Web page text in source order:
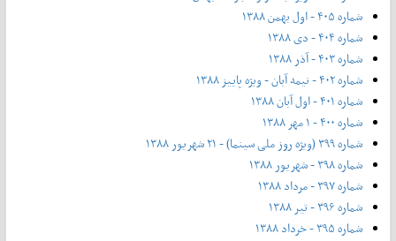
شماره ۴۰۵ - اول بهمن ۱۳۸۸
شماره ۴۰۴ - دی ۱۳۸۸
شماره ۴۰۳ - آذر ۱۳۸۸
شماره ۴۰۲ - نیمه آبان - ویژه پاییز ۱۳۸۸
شماره ۴۰۱ - اول آبان ۱۳۸۸
شماره ۴۰۰ - ۱ مهر ۱۳۸۸
شماره ۳۹۹ (ویژه روز ملی سینما) - ۲۱ شهریور ۱۳۸۸
شماره ۳۹۸ - شهریور ۱۳۸۸
شماره ۳۹۷ - مرداد ۱۳۸۸
شماره ۳۹۶ - تیر ۱۳۸۸
شماره ۳۹۵ - خرداد ۱۳۸۸